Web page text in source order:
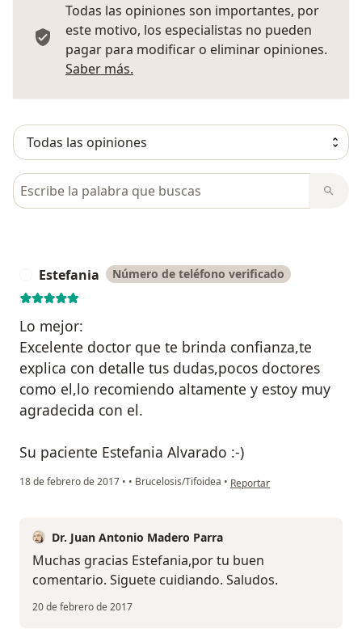
Todas las opiniones son importantes, por
este motivo, los especialistas no pueden
pagar para modificar o eliminar opiniones.
Saber más.
Busca en opiniones
Estefania Número de teléfono verificado
Lo mejor:
Excelente doctor que te brinda confianza,te
explica con detalle tus dudas,pocos doctores
como el,lo recomiendo altamente y estoy muy
agradecida con el.
Su paciente Estefania Alvarado :-)
18 de febrero de 2017 • • Brucelosis/Tifoidea • en opinión del usuario
Reportar
Dr. Juan Antonio Madero Parra
Muchas gracias Estefania,por tu buen
comentario. Siguete cuidiando. Saludos.
20 de febrero de 2017